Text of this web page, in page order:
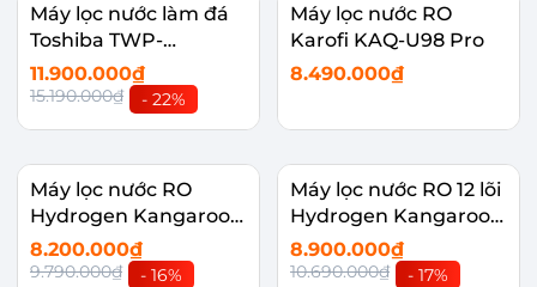
Máy lọc nước làm đá
Toshiba TWP-
IW2469SVN(K)
11.900.000₫
15.190.000₫ - 22%
Máy lọc nước RO
Karofi KAQ-U98 Pro
8.490.000₫
Máy lọc nước RO
Hydrogen Kangaroo
10 lõi KG12A6
8.200.000₫
9.790.000₫ - 16%
Máy lọc nước RO 12 lõi
Hydrogen Kangaroo
KG12A8
8.900.000₫
10.690.000₫ - 17%